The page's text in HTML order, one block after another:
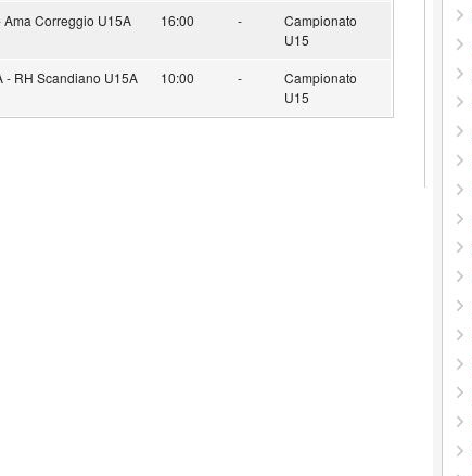
Correggio U15A 16:00 -
Campionato
U15
- RH Scandiano U15A 10:00 -
Campionato
U15